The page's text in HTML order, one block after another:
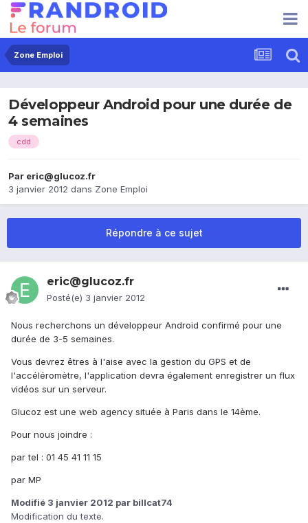
Zone Emploi
Développeur Android pour une durée de
4 semaines
cdd
Par eric@glucoz.fr
3 janvier 2012 dans Zone Emploi
Répondre à ce sujet
eric@glucoz.fr
Posté(e) 3 janvier 2012
Nous recherchons un développeur Android confirmé pour une
durée de 3-5 semaines.
Vous devrez êtres à l'aise avec la gestion du GPS et de
l'accéléromètre, l'application devra également enregistrer un flux
vidéos sur un serveur.
Glucoz est une web agency située à Paris dans le 14ème.
Pour nous joindre :
par tel : 01 45 41 11 15
par MP
Modifié 3 janvier 2012 par billcat74
Modification du texte.